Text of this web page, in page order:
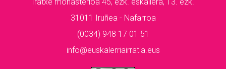
31011 Iruñea - Nafarroa
(0034) 948 17 01 51
info@euskalerriairratia.eus